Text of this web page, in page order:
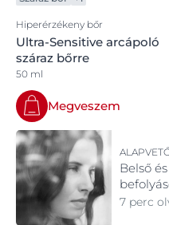
Hiperérzékeny bőr
Ultra-Sensitive arcápoló
száraz bőrre
50 ml
Megveszem
Belső
7 perc